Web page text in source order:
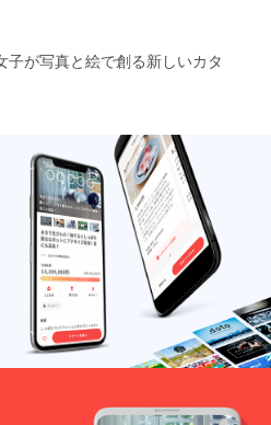
子が写真と絵で創る新しいカタ